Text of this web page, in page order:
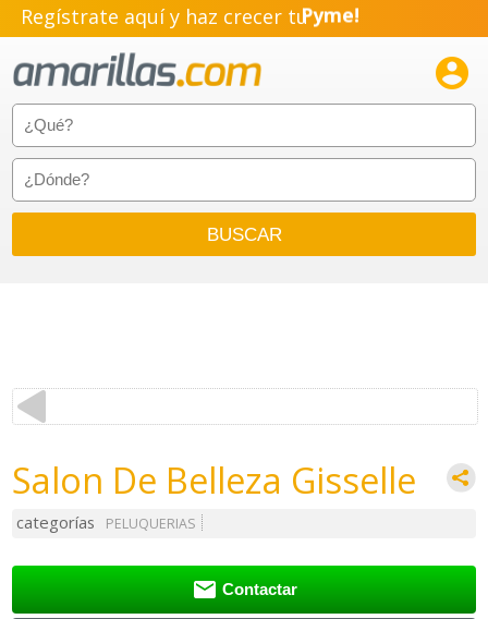
Regístrate aquí y haz crecer tuPyme!
Emprendimiento!

Salon De Belleza Gisselle
categorías PELUQUERIAS
 Contactar